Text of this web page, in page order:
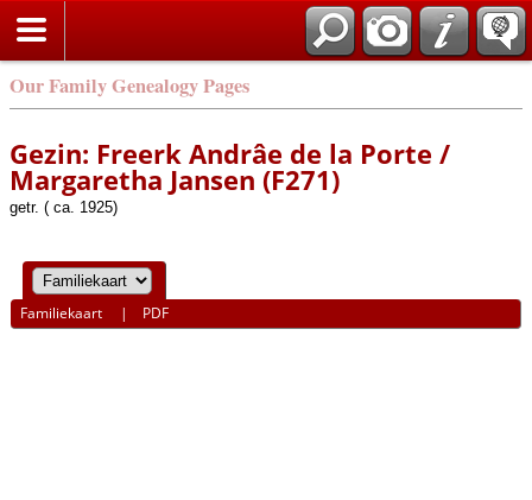
Our Family Genealogy Pages
Gezin: Freerk Andrâe de la Porte /
Margaretha Jansen (F271)
getr. ( ca. 1925)
Familiekaart | PDF